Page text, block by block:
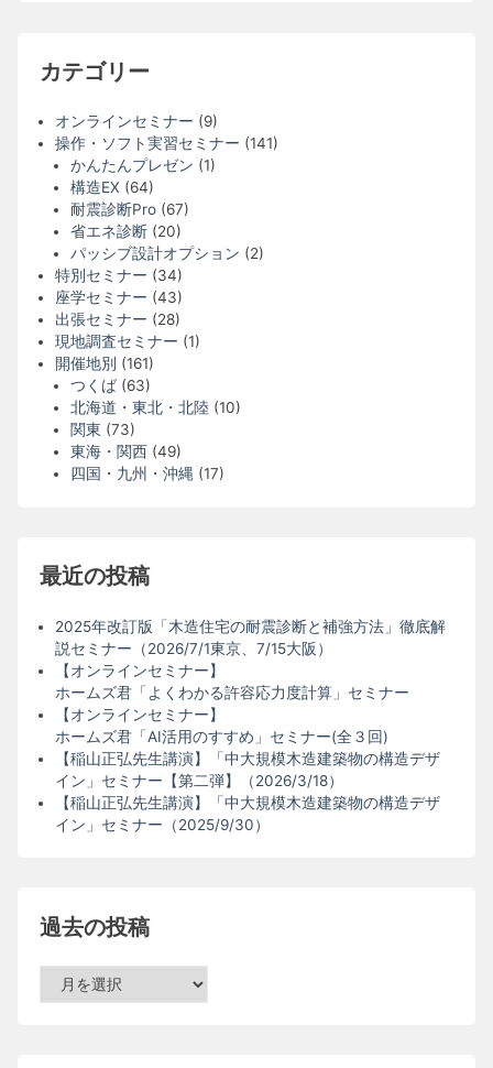
カテゴリー
オンラインセミナー (9)
操作・ソフト実習セミナー (141)
かんたんプレゼン (1)
構造EX (64)
耐震診断Pro(67)
省エネ診断(20)
パッシブ設計オプション (2)
特別セミナー (34)
座学セミナー (43)
出張セミナー (28)
現地調査セミナー (1)
開催地別 (161)
つくば(63)
北海道・東北・北陸(10)
関東 (73)
東海・関西(49)
四国・九州・沖縄(17)
最近の投稿
2025年改訂版「木造住宅の耐震診断と補強方法」徹底解
説セミナー（2026/7/1東京、7/15大阪）
【オンラインセミナー】
ホームズ君「よくわかる許容応力度計算」セミナー
【オンラインセミナー】
ホームズ君「AI活用のすすめ」セミナー(全３回)
【稲山正弘先生講演】「中大規模木造建築物の構造デザ
イン」セミナー【第二弾】（2026/3/18）
【稲山正弘先生講演】「中大規模木造建築物の構造デザ
イン」セミナー（2025/9/30）
過去の投稿